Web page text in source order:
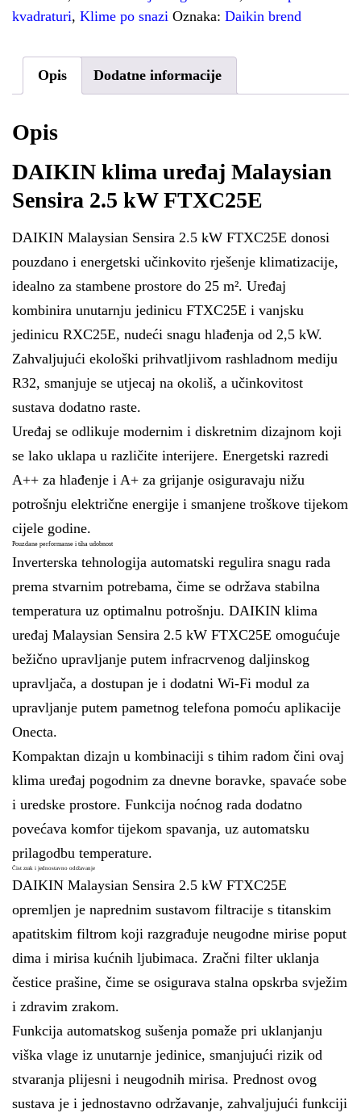
kvadraturi, Klime po snazi Oznaka: Daikin brend
Opis Dodatne informacije
Opis
DAIKIN klima uređaj Malaysian
Sensira 2.5 kW FTXC25E
DAIKIN Malaysian Sensira 2.5 kW FTXC25E donosi
pouzdano i energetski učinkovito rješenje klimatizacije,
idealno za stambene prostore do 25 m². Uređaj
kombinira unutarnju jedinicu FTXC25E i vanjsku
jedinicu RXC25E, nudeći snagu hlađenja od 2,5 kW.
Zahvaljujući ekološki prihvatljivom rashladnom mediju
R32, smanjuje se utjecaj na okoliš, a učinkovitost
sustava dodatno raste.
Uređaj se odlikuje modernim i diskretnim dizajnom koji
se lako uklapa u različite interijere. Energetski razredi
A++ za hlađenje i A+ za grijanje osiguravaju nižu
potrošnju električne energije i smanjene troškove tijekom
cijele godine.
Pouzdane performanse i tiha udobnost
Inverterska tehnologija automatski regulira snagu rada
prema stvarnim potrebama, čime se održava stabilna
temperatura uz optimalnu potrošnju. DAIKIN klima
uređaj Malaysian Sensira 2.5 kW FTXC25E omogućuje
bežično upravljanje putem infracrvenog daljinskog
upravljača, a dostupan je i dodatni Wi-Fi modul za
upravljanje putem pametnog telefona pomoću aplikacije
Onecta.
Kompaktan dizajn u kombinaciji s tihim radom čini ovaj
klima uređaj pogodnim za dnevne boravke, spavaće sobe
i uredske prostore. Funkcija noćnog rada dodatno
povećava komfor tijekom spavanja, uz automatsku
prilagodbu temperature.
Čist zrak i jednostavno održavanje
DAIKIN Malaysian Sensira 2.5 kW FTXC25E
opremljen je naprednim sustavom filtracije s titanskim
apatitskim filtrom koji razgrađuje neugodne mirise poput
dima i mirisa kućnih ljubimaca. Zračni filter uklanja
čestice prašine, čime se osigurava stalna opskrba svježim
i zdravim zrakom.
Funkcija automatskog sušenja pomaže pri uklanjanju
viška vlage iz unutarnje jedinice, smanjujući rizik od
stvaranja plijesni i neugodnih mirisa. Prednost ovog
sustava je i jednostavno održavanje, zahvaljujući funkciji